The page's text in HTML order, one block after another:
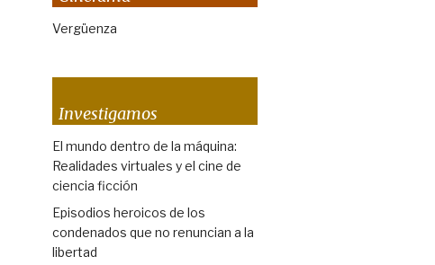
Vergüenza
Investigamos
El mundo dentro de la máquina:
Realidades virtuales y el cine de
ciencia ficción
Episodios heroicos de los
condenados que no renuncian a la
libertad